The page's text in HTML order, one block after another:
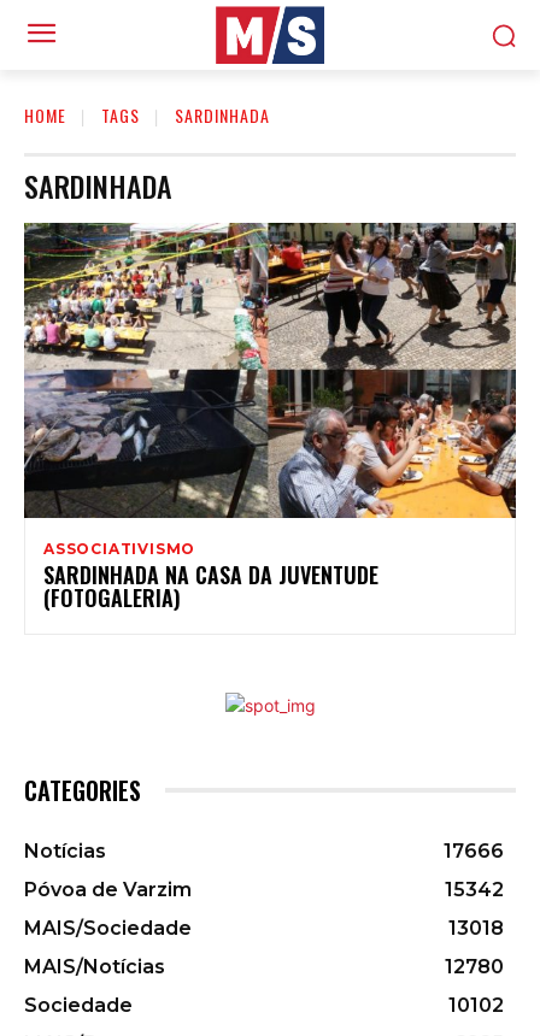
HOME TAGS SARDINHADA
SARDINHADA
ASSOCIATIVISMO
SARDINHADA NA CASA DA JUVENTUDE
(FOTOGALERIA)
CATEGORIES
Notícias
17666
Póvoa de Varzim
15342
MAIS/Sociedade
13018
MAIS/Notícias
12780
Sociedade
10102